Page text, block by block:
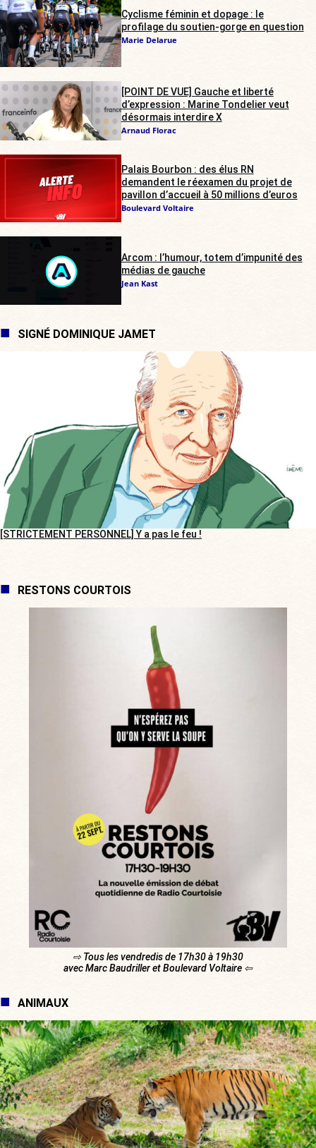
Cyclisme féminin et dopage : le
profilage du soutien-gorge en question
Marie Delarue
[POINT DE VUE] Gauche et liberté
d’expression : Marine Tondelier veut
désormais interdire X
Arnaud Florac
Palais Bourbon : des élus RN
demandent le réexamen du projet de
pavillon d’accueil à 50 millions d’euros
Boulevard Voltaire
Arcom : l’humour, totem d’impunité des
médias de gauche
Jean Kast
SIGNÉ DOMINIQUE JAMET
[STRICTEMENT PERSONNEL] Y a pas le feu !
RESTONS COURTOIS
⇨ Tous les vendredis de 17h30 à 19h30
avec Marc Baudriller et Boulevard Voltaire ⇦
ANIMAUX